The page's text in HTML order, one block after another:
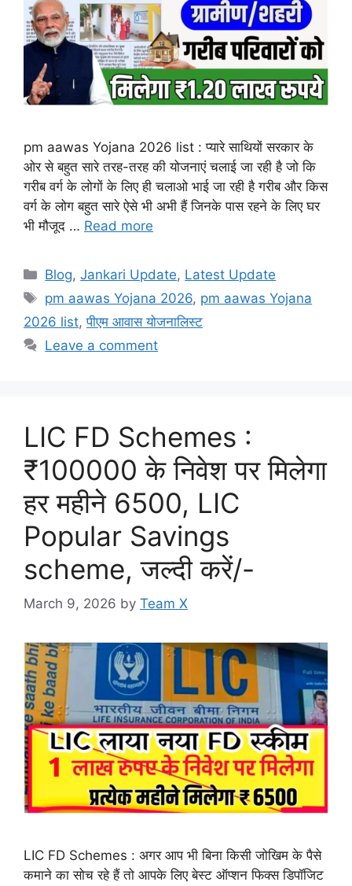
pm aawas Yojana 2026 list : प्यारे साथियों सरकार के
ओर से बहुत सारे तरह-तरह की योजनाएं चलाई जा रही है जो कि
गरीब वर्ग के लोगों के लिए ही चलाओ भाई जा रही है गरीब और किस
वर्ग के लोग बहुत सारे ऐसे भी अभी हैं जिनके पास रहने के लिए घर
भी मौजूद … Read more
Categories
Blog,Jankari Update, Latest Update
Tags
pm aawas Yojana 2026, pm aawas Yojana
2026 list,पीएम आवास योजनालिस्ट
Leave a comment
LIC FD Schemes :
₹100000 के निवेश पर मिलेगा
हर महीने 6500, LIC
Popular Savings
scheme, जल्दी करें/-
March 9, 2026 by Team X
LIC FD Schemes : अगर आप भी बिना किसी जोखिम के पैसे
कमाने का सोच रहे हैं तो आपके लिए बेस्ट ऑप्शन फिक्स डिपॉजिट